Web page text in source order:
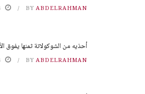
BY ABDELRAHMAN
أحذيه من الشوكولاتة ثمنها يفوق
BY ABDELRAHMAN